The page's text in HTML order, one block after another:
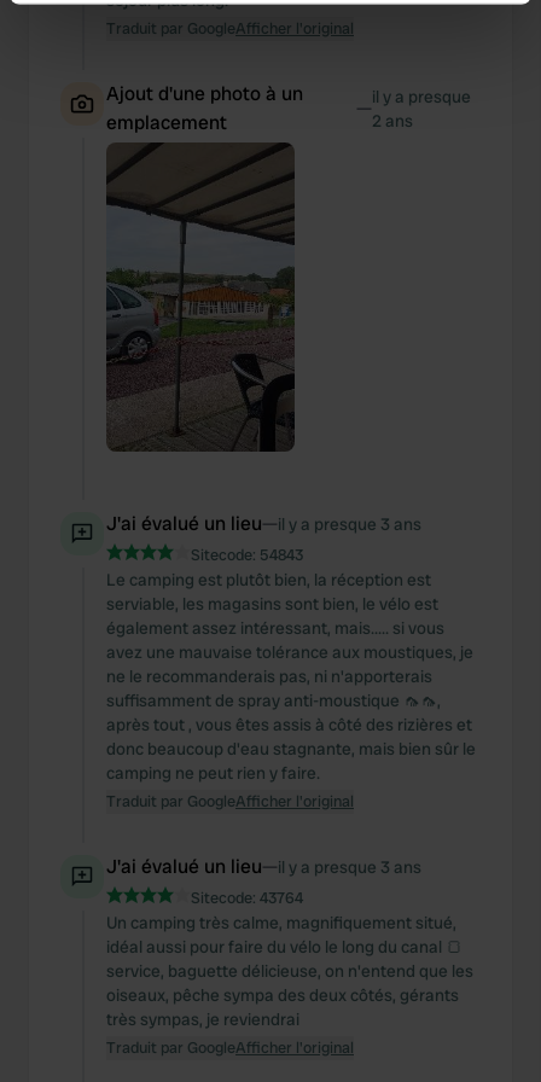
Identify your device by actively scanning it for
Find out more about how your personal data is processed
and set your preferences in the
details section
We use cookies to personalise content and ads, to
provide social media features and to analyse our traffic.
We also share information about your use of our site with
may combine it with other information that you’ve
provided to them or that they’ve collected from your use
of their services.
Traduit par GoogleAfficher l'original
Ajout d'une photo à un
emplacement
—il y a presque
2 ans
J'ai évalué un lieu—il y a presque 3 ans
Sitecode: 54843
Le camping est plutôt bien, la réception est
serviable, les magasins sont bien, le vélo est
également assez intéressant, mais..... si vous
avez une mauvaise tolérance aux moustiques, je
ne le recommanderais pas, ni n'apporterais
suffisamment de spray anti-moustique 🦟🦟,
après tout , vous êtes assis à côté des rizières et
donc beaucoup d'eau stagnante, mais bien sûr le
camping ne peut rien y faire.
Traduit par GoogleAfficher l'original
J'ai évalué un lieu—il y a presque 3 ans
Sitecode: 43764
Un camping très calme, magnifiquement situé,
idéal aussi pour faire du vélo le long du canal 🍞
service, baguette délicieuse, on n'entend que les
oiseaux, pêche sympa des deux côtés, gérants
très sympas, je reviendrai
Traduit par GoogleAfficher l'original